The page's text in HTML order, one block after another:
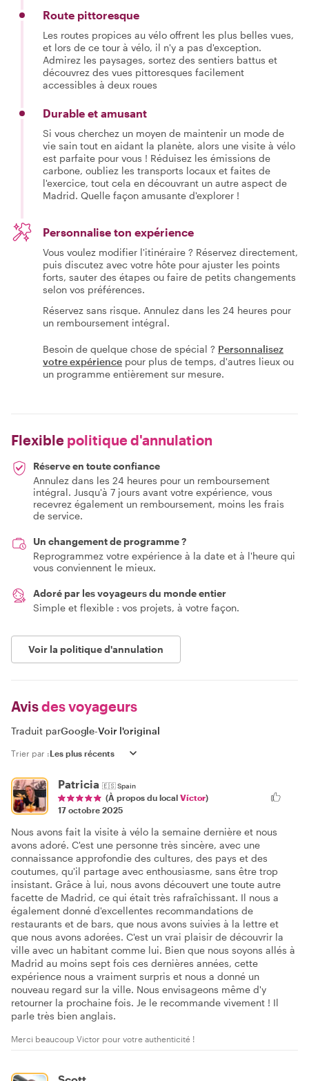
Route pittoresque
Les routes propices au vélo offrent les plus belles vues,
et lors de ce tour à vélo, il n'y a pas d'exception.
Admirez les paysages, sortez des sentiers battus et
découvrez des vues pittoresques facilement
accessibles à deux roues
Durable et amusant
Si vous cherchez un moyen de maintenir un mode de
vie sain tout en aidant la planète, alors une visite à vélo
est parfaite pour vous ! Réduisez les émissions de
carbone, oubliez les transports locaux et faites de
l'exercice, tout cela en découvrant un autre aspect de
Madrid. Quelle façon amusante d'explorer !
Personnalise ton expérience
Vous voulez modifier l'itinéraire ? Réservez directement,
puis discutez avec votre hôte pour ajuster les points
forts, sauter des étapes ou faire de petits changements
selon vos préférences.
Réservez sans risque. Annulez dans les 24 heures pour
un remboursement intégral.
Besoin de quelque chose de spécial ? Personnalisez
votre expérience pour plus de temps, d'autres lieux ou
un programme entièrement sur mesure.
Flexible politique d'annulation
Réserve en toute confiance
Annulez dans les 24 heures pour un remboursement
intégral. Jusqu'à 7 jours avant votre expérience, vous
recevrez également un remboursement, moins les frais
de service.
Un changement de programme ?
Reprogrammez votre expérience à la date et à l'heure qui
vous conviennent le mieux.
Adoré par les voyageurs du monde entier
Simple et flexible : vos projets, à votre façon.
Voir la politique d'annulation
Avisdes voyageurs
Traduit parGoogle-Voir l'original
Trier par :
Patricia 🇪🇸Spain
(À propos du local Víctor)
17 octobre 2025
Nous avons fait la visite à vélo la semaine dernière et nous
avons adoré. C'est une personne très sincère, avec une
connaissance approfondie des cultures, des pays et des
coutumes, qu'il partage avec enthousiasme, sans être trop
insistant. Grâce à lui, nous avons découvert une toute autre
facette de Madrid, ce qui était très rafraîchissant. Il nous a
également donné d'excellentes recommandations de
restaurants et de bars, que nous avons suivies à la lettre et
que nous avons adorées. C'est un vrai plaisir de découvrir la
ville avec un habitant comme lui. Bien que nous soyons allés à
Madrid au moins sept fois ces dernières années, cette
expérience nous a vraiment surpris et nous a donné un
nouveau regard sur la ville. Nous envisageons même d'y
retourner la prochaine fois. Je le recommande vivement ! Il
parle très bien anglais.
Merci beaucoup Victor pour votre authenticité !